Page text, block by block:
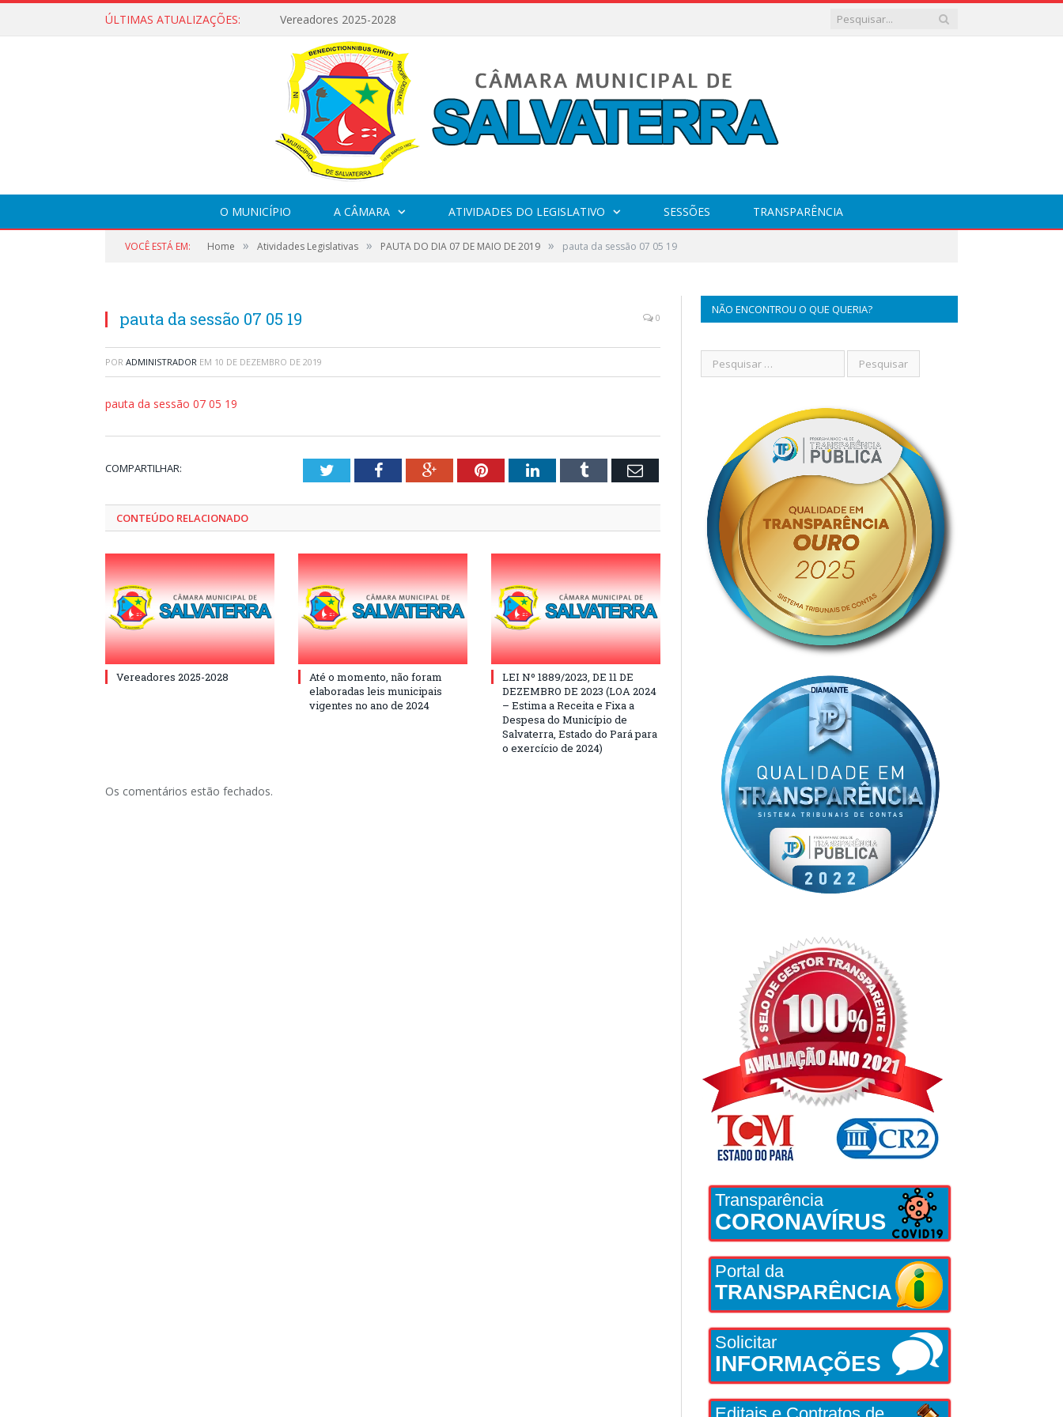
ÚLTIMAS ATUALIZAÇÕES: Vereadores 2025-2028
O MUNICÍPIO A CÂMARA ATIVIDADES DO LEGISLATIVO SESSÕES TRANSPARÊNCIA
VOCÊ ESTÁ EM: Home » Atividades Legislativas » PAUTA DO DIA 07 DE MAIO DE 2019 » pauta da sessão 07 05 19
pauta da sessão 07 05 19 0
POR ADMINISTRADOR EM 10 DE DEZEMBRO DE 2019
pauta da sessão 07 05 19
COMPARTILHAR: TwitterFacebookGoogle+PinterestLinkedInTumblr Email
CONTEÚDO RELACIONADO
Vereadores 2025-2028
Até o momento, não foram
elaboradas leis municipais
vigentes no ano de 2024
LEI Nº 1889/2023, DE 11 DE
DEZEMBRO DE 2023 (LOA 2024
– Estima a Receita e Fixa a
Despesa do Município de
Salvaterra, Estado do Pará para
o exercício de 2024)
Os comentários estão fechados.
NÃO ENCONTROU O QUE QUERIA?
Transparência
CORONAVÍRUS
Portal da
TRANSPARÊNCIA
Solicitar
INFORMAÇÕES